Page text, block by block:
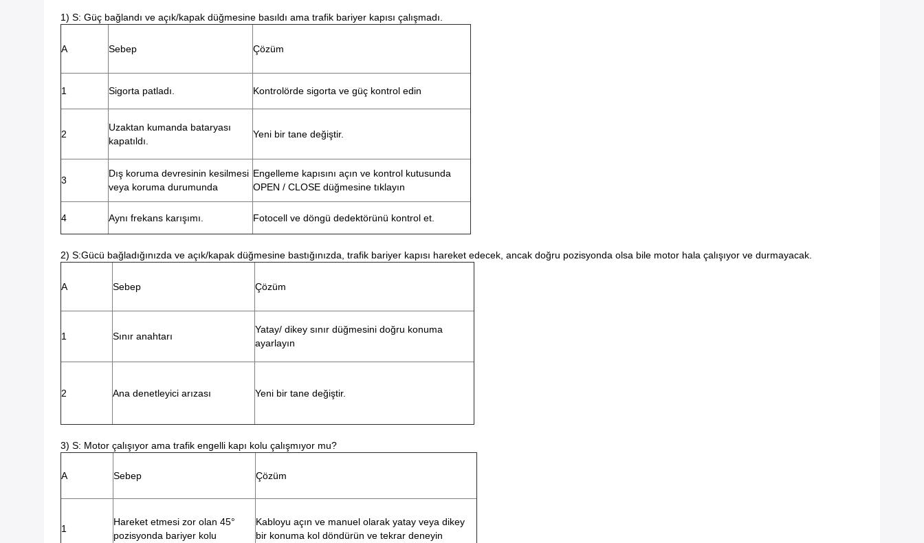
1) S: Güç bağlandı ve açık/kapak düğmesine basıldı ama trafik bariyer kapısı çalışmadı.
A Sebep Çözüm
1 Sigorta patladı. Kontrolörde sigorta ve güç kontrol edin
2
Uzaktan kumanda bataryası
kapatıldı.
Yeni bir tane değiştir.
3
Dış koruma devresinin kesilmesi
veya koruma durumunda
Engelleme kapısını açın ve kontrol kutusunda
OPEN / CLOSE düğmesine tıklayın
4 Aynı frekans karışımı. Fotocell ve döngü dedektörünü kontrol et.
2) S:Gücü bağladığınızda ve açık/kapak düğmesine bastığınızda, trafik bariyer kapısı hareket edecek, ancak doğru pozisyonda olsa bile motor hala çalışıyor ve durmayacak.
A Sebep Çözüm
1 Sınır anahtarı
Yatay/ dikey sınır düğmesini doğru konuma
ayarlayın
2 Ana denetleyici arızası Yeni bir tane değiştir.
3) S: Motor çalışıyor ama trafik engelli kapı kolu çalışmıyor mu?
A Sebep Çözüm
1
Hareket etmesi zor olan 45°
pozisyonda bariyer kolu
Kabloyu açın ve manuel olarak yatay veya dikey
bir konuma kol döndürün ve tekrar deneyin